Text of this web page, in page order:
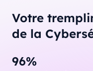
Votre
de la
96%